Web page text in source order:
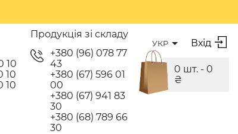
10
10
10
Продукція зі складу
+380 (96) 078 77
43
+380 (67) 596 01
00
+380 (67) 941 83
30
+380 (68) 789 66
30
УКР Вхід
0 шт. - 0
₴